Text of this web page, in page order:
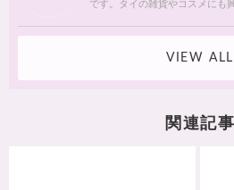
です。タイの雑貨やコスメにも
VIEW ALL
関連記事